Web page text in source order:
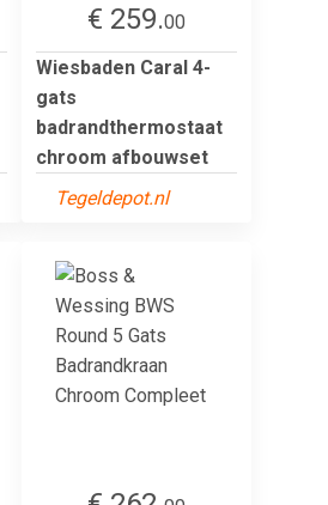
€ 259.00
Wiesbaden Caral 4-
gats
badrandthermostaat
chroom afbouwset
Tegeldepot.nl